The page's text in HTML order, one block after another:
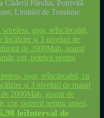
Căderii Părului, Potrivită
Limitări de Tensiune
ușor, reîncărcabil, cu
și 3 niveluri de masaj
2000Mah, aparat de
cot, potrivit pentru umeri,
leiInterval de